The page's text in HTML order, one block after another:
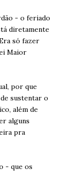
- o feriado
diretamente
só fazer
Maior
por que
sustentar o
além de
alguns
pra
- que os